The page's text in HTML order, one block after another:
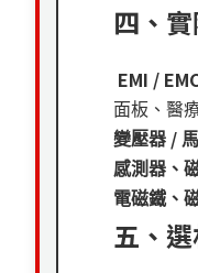
四、
EMI /
面板、醫療
變壓器 /
感測器、
電磁鐵、
五、